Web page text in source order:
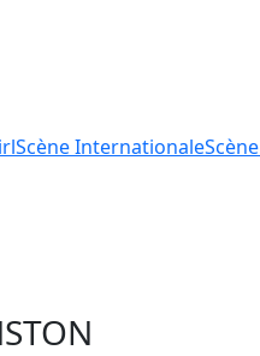
ScèneInternationaleScène